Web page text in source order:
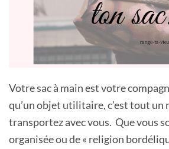
Votre sac à main est votre
qu’un objet utilitaire, c’est tout un
transportez avec vous. Que vous
organisée ou de « religion